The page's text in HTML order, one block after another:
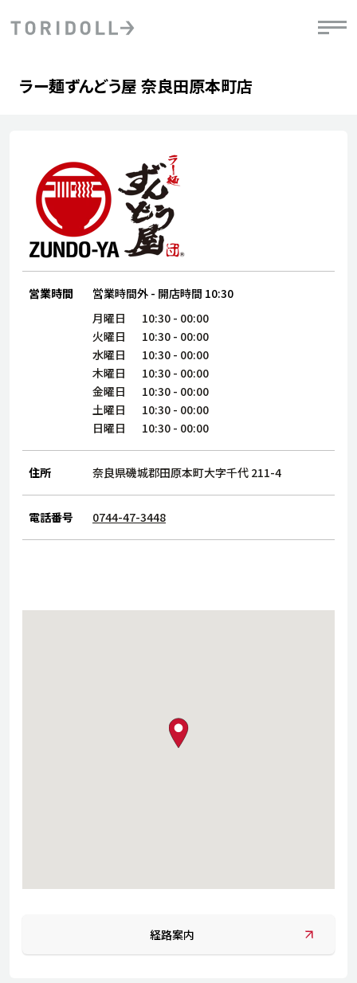
会社情報
経営理念
ニュース
株主・投資家情報
サステナビリティ
店舗検索
よくある質問・お問い合わせ
日本語 English
PRニュース
中長期経営計画
デジタルトランス
フォーメーション戦略
粟田社長が語るトリドールDX
DXビジョン2028
トリドールのDX ～これまでとこれから～
ライブラリ
粟田社長が語る
トリドールのサステナビリティ
ステークホルダーとの
コミュニケーション
ラー麺ずんどう屋 奈良田原本町店
営業時間 営業時間外 - 開店時間 10:30
月曜日 10:30 - 00:00
火曜日
10:30 - 00:00
水曜日
10:30 - 00:00
木曜日
10:30 - 00:00
金曜日
10:30 - 00:00
土曜日
10:30 - 00:00
日曜日
10:30 - 00:00
住所 奈良県磯城郡田原本町大字千代 211-4
電話番号 0744-47-3448
map pin
経路案内